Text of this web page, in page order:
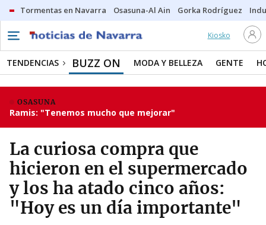
Tormentas en Navarra Osasuna-Al Ain Gorka Rodríguez
Kiosko
TENDENCIAS BUZZ ON MODA Y BELLEZA GENTE
OSASUNA
Ramis: "Tenemos mucho que mejorar"
La curiosa compra que
hicieron en el supermercado
y los ha atado cinco años:
"Hoy es un día importante"